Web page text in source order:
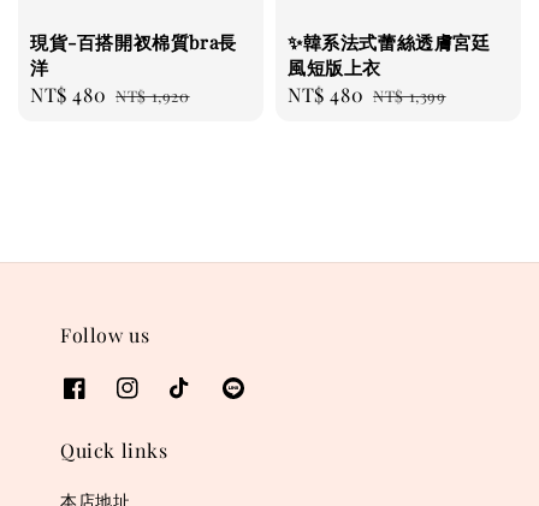
現貨-百搭開衩棉質bra長
洋
Sale
NT$ 480 Regular
NT$ 1,920
✨韓系法式蕾絲透膚宮廷
風短版上衣
Sale
NT$ 480 Regular
NT$ 1,399
Follow us
Quick links
本店地址